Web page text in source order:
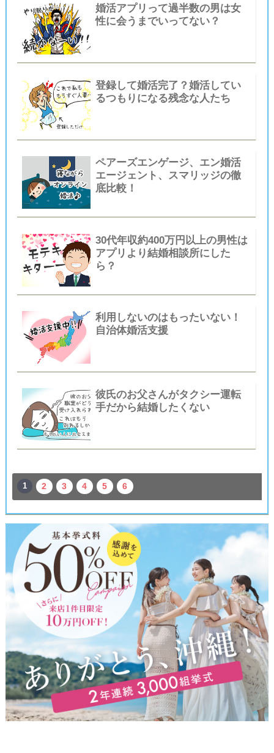
婚活アプリって過半数の男は女
性に会うまでいってない？
登録して婚活完了？婚活してい
るつもりになる残念な人たち
ペアーズエンゲージ、エン婚活
エージェント、スマリッジの徹
底比較！
30代年収約400万円以上の男性は
アプリより結婚相談所にした
ら？
利用しないのはもったいない！
自治体婚活支援
彼氏のお父さんがタクシー運転
手だから結婚したくない
1 2 3 4 5 6